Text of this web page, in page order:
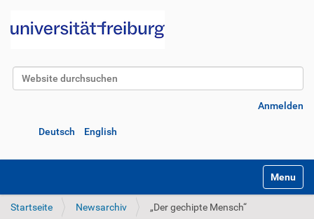
Website durchsuchen
Anmelden
Deutsch English
Startseite Newsarchiv „Der gechipte Mensch“